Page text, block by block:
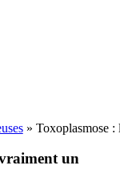
» Toxoplasmose :
un